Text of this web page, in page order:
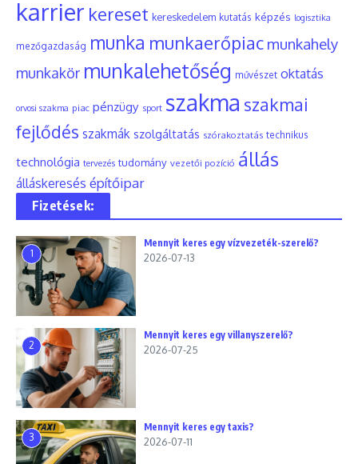
karrier kereset kereskedelem kutatás képzés logisztika
mezőgazdaság munka munkaerőpiac munkahely
munkakör munkalehetőség művészet oktatás
orvosi szakma piac pénzügy sport szakma szakmai
fejlődés szakmák szolgáltatás szórakoztatás technikus
technológia tervezés tudomány vezetői pozíció állás
álláskeresés építőipar
Fizetések:
1
Mennyit keres egy vízvezeték-szerelő?
2026-07-13
2
Mennyit keres egy villanyszerelő?
2026-07-25
3
Mennyit keres egy taxis?
2026-07-11